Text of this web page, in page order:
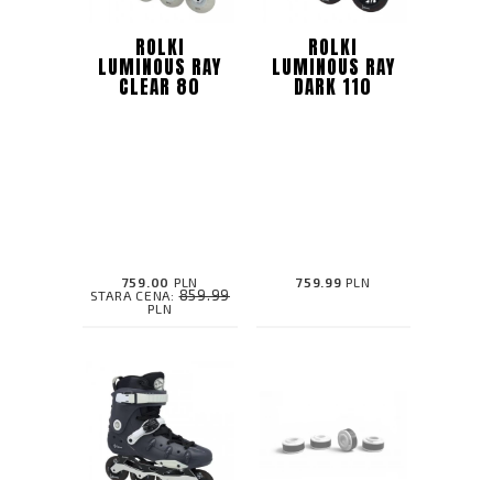
ROLKI
LUMINOUS RAY
CLEAR 80
759.00 PLN
STARA CENA:859.99
PLN
ROLKI
LUMINOUS RAY
DARK 110
759.99 PLN